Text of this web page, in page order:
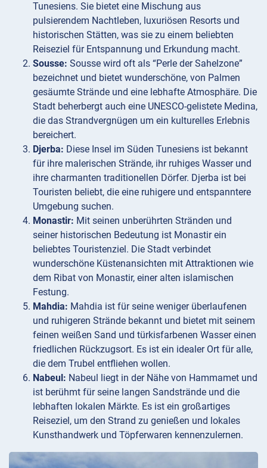
Tunesiens. Sie bietet eine Mischung aus
pulsierendem Nachtleben, luxuriösen Resorts und
historischen Stätten, was sie zu einem beliebten
Reiseziel für Entspannung und Erkundung macht.
Sousse: Sousse wird oft als “Perle der Sahelzone”
bezeichnet und bietet wunderschöne, von Palmen
gesäumte Strände und eine lebhafte Atmosphäre. Die
Stadt beherbergt auch eine UNESCO-gelistete Medina,
die das Strandvergnügen um ein kulturelles Erlebnis
bereichert.
Djerba: Diese Insel im Süden Tunesiens ist bekannt
für ihre malerischen Strände, ihr ruhiges Wasser und
ihre charmanten traditionellen Dörfer. Djerba ist bei
Touristen beliebt, die eine ruhigere und entspanntere
Umgebung suchen.
Monastir: Mit seinen unberührten Stränden und
seiner historischen Bedeutung ist Monastir ein
beliebtes Touristenziel. Die Stadt verbindet
wunderschöne Küstenansichten mit Attraktionen wie
dem Ribat von Monastir, einer alten islamischen
Festung.
Mahdia: Mahdia ist für seine weniger überlaufenen
und ruhigeren Strände bekannt und bietet mit seinem
feinen weißen Sand und türkisfarbenen Wasser einen
friedlichen Rückzugsort. Es ist ein idealer Ort für alle,
die dem Trubel entfliehen wollen.
Nabeul: Nabeul liegt in der Nähe von Hammamet und
ist berühmt für seine langen Sandstrände und die
lebhaften lokalen Märkte. Es ist ein großartiges
Reiseziel, um den Strand zu genießen und lokales
Kunsthandwerk und Töpferwaren kennenzulernen.